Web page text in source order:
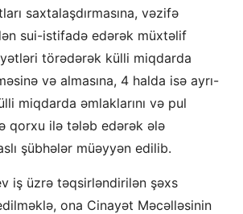
saxtalaşdırmasına, vəzifə
sui-istifadə edərək müxtəlif
törədərək külli miqdarda
və almasına, 4 halda isə ayrı-
miqdarda əmlaklarını və pul
qorxu ilə tələb edərək ələ
şübhələr müəyyən edilib.
iş üzrə təqsirləndirilən şəxs
ona Cinayət Məcəlləsinin